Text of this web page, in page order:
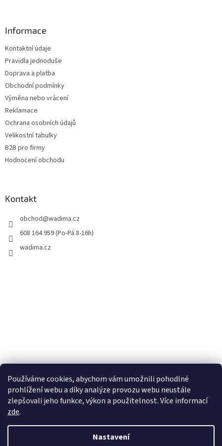
Používáme cookies, abychom vám umožnili pohodlné
prohlížení webu a díky analýze provozu webu neustále
zlepšovali jeho funkce, výkon a použitelnost. Více informací
zde.
Nastavení
Informace
Kontaktní údaje
Pravidla jednoduše
Doprava a platba
Obchodní podmínky
Výměna nebo vrácení
Reklamace
Ochrana osobních údajů
Velikostní tabulky
B2B pro firmy
Hodnocení obchodu
Kontakt
obchod@wadima.cz
608 164 959 (Po-Pá 8-16h)
wadima.cz